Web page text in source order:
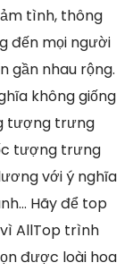
tình, thông
đến mọi người
gần nhau rộng.
không giống
tượng trưng
tượng trưng
với ý nghĩa
Hãy để top
AllTop trình
được loài hoa